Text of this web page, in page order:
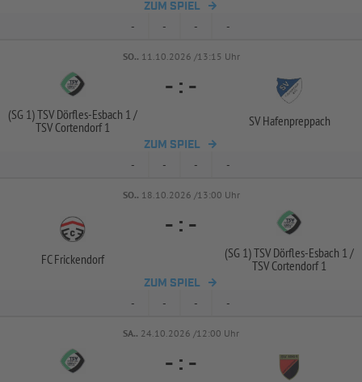
ZUM SPIEL
- - - -
SO.. 11.10.2026 /13:15 Uhr
(SG 1) TSV Dörfles-Esbach 1 /
TSV Cortendorf 1
- : -
SV Hafenpreppach
ZUM SPIEL
- - - -
SO.. 18.10.2026 /13:00 Uhr
FC Frickendorf
- : -
(SG 1) TSV Dörfles-Esbach 1 /
TSV Cortendorf 1
ZUM SPIEL
- - - -
SA.. 24.10.2026 /12:00 Uhr
- : -